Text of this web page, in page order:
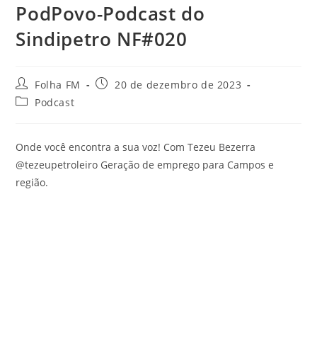
PodPovo-Podcast do
Sindipetro NF#020
Folha FM
20 de dezembro de 2023
Podcast
Onde você encontra a sua voz! Com Tezeu Bezerra
@tezeupetroleiro Geração de emprego para Campos e
região.